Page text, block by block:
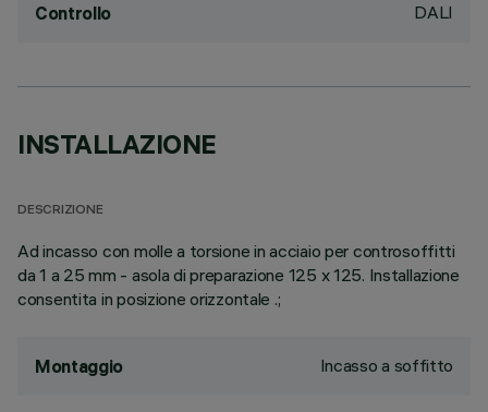
Controllo DALI
INSTALLAZIONE
DESCRIZIONE
Ad incasso con molle a torsione in acciaio per controsoffitti
da 1 a 25 mm - asola di preparazione 125 x 125. Installazione
consentita in posizione orizzontale .;
Montaggio Incasso a soffitto